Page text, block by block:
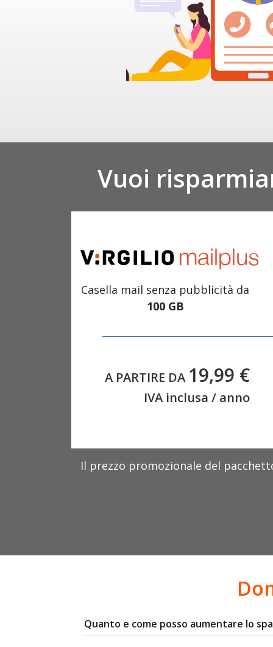
Vuoi
Casella mail senza pubblicità da
100 GB
A PARTIRE DA 19,99 €
IVA inclusa / anno
Il prezzo promozionale del
Quanto e come posso aumentare lo